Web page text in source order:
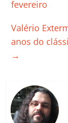
o
k
fevereiro
Valério
anos do
→